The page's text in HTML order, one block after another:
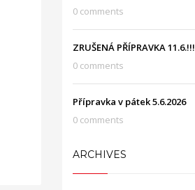
0 comments
ZRUŠENÁ PŘÍPRAVKA 11.6.!!!
0 comments
Přípravka v pátek 5.6.2026
0 comments
ARCHIVES